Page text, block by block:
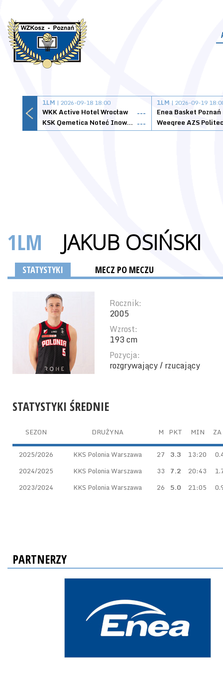
1LM | 2026-09-18 18:00
WKK Active Hotel Wrocław
---
KSK Qemetica Noteć Inowrocław ---
1LM | 2026-09-19
Enea Basket Poznań
1LM JAKUB OSIŃSKI
STATYSTYKI MECZ PO MECZU
Rocznik:
2005
Wzrost:
193 cm
Pozycja:
rozgrywający / rzucający
STATYSTYKI ŚREDNIE
SEZON DRUŻYNA M PKT MIN
2025/2026 KKS Polonia Warszawa 27 3.3 13:20
2024/2025
KKS Polonia Warszawa 33 7.2 20:43
2023/2024
KKS Polonia Warszawa 26 5.0 21:05
PARTNERZY